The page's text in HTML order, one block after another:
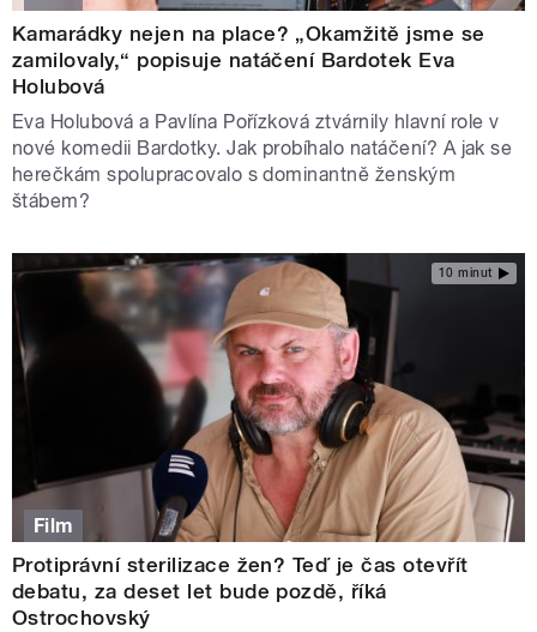
Kamarádky nejen na place? „Okamžitě jsme se
zamilovaly,“ popisuje natáčení Bardotek Eva
Holubová
Eva Holubová a Pavlína Pořízková ztvárnily hlavní role v
nové komedii Bardotky. Jak probíhalo natáčení? A jak se
herečkám spolupracovalo s dominantně ženským
štábem?
10 minut
Film
Protiprávní sterilizace žen? Teď je čas otevřít
debatu, za deset let bude pozdě, říká
Ostrochovský